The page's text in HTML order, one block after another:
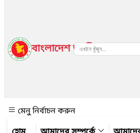
বাংলাদেশ জাতীয় তথ্য
মেনু নির্বাচন করুন